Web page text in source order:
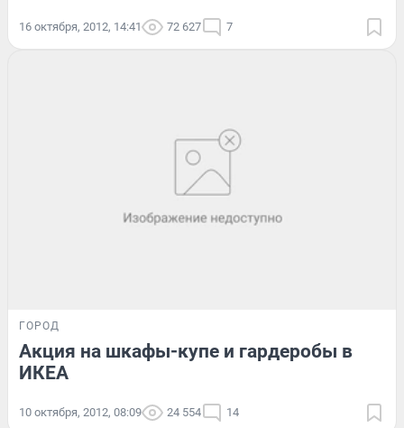
16 октября, 2012, 14:41 72 627 7
ГОРОД
Акция на шкафы-купе и гардеробы в
ИКЕА
10 октября, 2012, 08:09 24 554 14